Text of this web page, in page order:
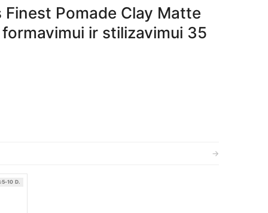
Finest Pomade Clay Matte
ir stilizavimui 35
→
5-10 D.